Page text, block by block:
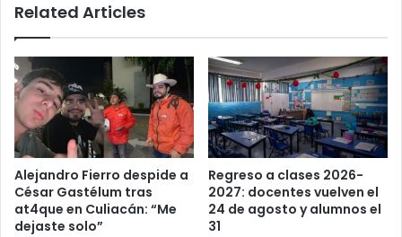
Related Articles
Alejandro Fierro despide a
César Gastélum tras
at4que en Culiacán: “Me
dejaste solo”
Regreso a clases 2026-
2027: docentes vuelven el
24 de agosto y alumnos el
31